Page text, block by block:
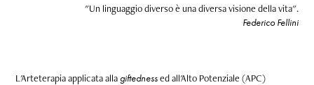
"Un linguaggio diverso è una diversa visione della vita".
Federico Fellini
L'Arteterapia applicata alla giftednessed all'Alto Potenziale (APC)